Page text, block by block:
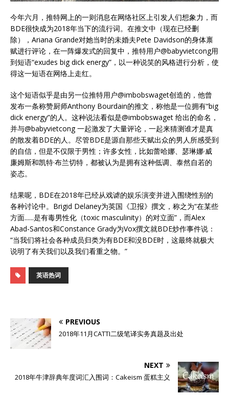
今年六月，推特网上的一则消息在网络社区上引发人们想象力，而
BDE很快成为2018年当下的流行词。在推文中（现在已经删
除），Ariana Grande对她当时的未婚夫Pete Davidson的身体禀
赋进行评论，在一阵爆发式的回复中，推特用户@babyvietcong用
到短语“exudes big dick energy”，以一种说笑的风格进行分析，使
得这一短语在网络上走红。
这个短语似乎是由另一位推特用户@imbobswaget创造的，他曾
发布一条称赞厨师Anthony Bourdain的推文，称他是一位拥有“big
dick energy”的人。这种说法看似是@imbobswaget 给出的命名，
并与@babyvietcong 一起激发了大量评论，一起来猜测谁才是真
的散发着BDE的人。尽管BDE是源自那些天赋出众的男人所感受到
的自信，但是不仅限于男性；许多女性，比如蕾哈娜、瑟琳娜·威
廉姆斯和凯特·布兰切特，都被认为是拥有这种低调、泰然自若的
姿态。
结果呢，BDE在2018年已经从戏谑的娱乐演变并进入围绕性别的
各种讨论中。Brigid Delaney为英国《卫报》撰文，称之为“在某些
方面......是有毒男性化（toxic masculinity）的对立面”，而Alex
Abad-Santos和Constance Grady为Vox撰文就BDE炒作事件说：
“当我们将社会各种成员归类为有BDE和没BDE时，这最终就极大
说明了有关我们以及我们看重之物。”
英语热词
PREVIOUS
2018年11月CATTI二级笔译实务真题及出处
NEXT
2018年牛津辞典年度词汇入围词：Cakeism 蛋糕主义